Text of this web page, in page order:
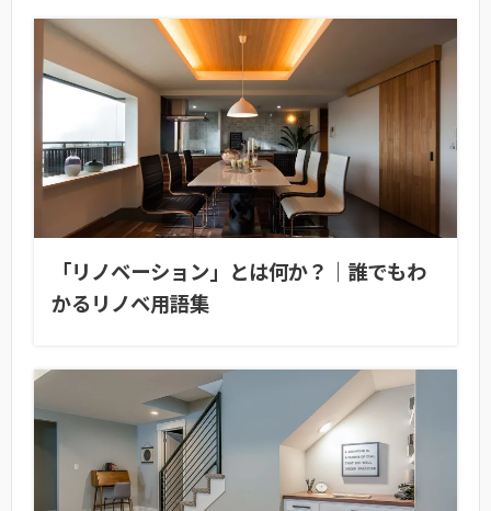
「リノベーション」とは何か？｜誰でもわ
かるリノベ用語集